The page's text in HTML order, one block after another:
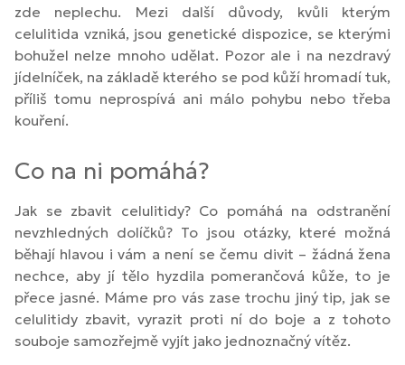
zde neplechu. Mezi další důvody, kvůli kterým
celulitida vzniká, jsou genetické dispozice, se kterými
bohužel nelze mnoho udělat. Pozor ale i na nezdravý
jídelníček, na základě kterého se pod kůží hromadí tuk,
příliš tomu neprospívá ani málo pohybu nebo třeba
kouření.
Co na ni pomáhá?
Jak se zbavit celulitidy? Co pomáhá na odstranění
nevzhledných dolíčků? To jsou otázky, které možná
běhají hlavou i vám a není se čemu divit – žádná žena
nechce, aby jí tělo hyzdila pomerančová kůže, to je
přece jasné. Máme pro vás zase trochu jiný tip, jak se
celulitidy zbavit, vyrazit proti ní do boje a z tohoto
souboje samozřejmě vyjít jako jednoznačný vítěz.